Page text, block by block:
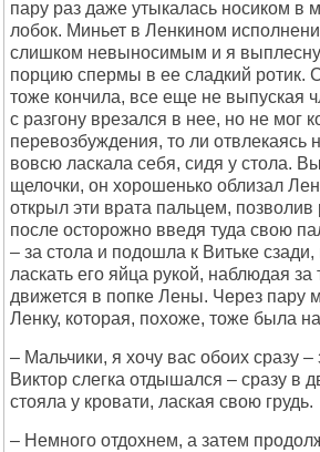
пару раз даже утыкалась носиком в
лобок. Миньет в Ленкином
слишком невыносимым и я
порцию спермы в ее сладкий ротик.
тоже кончила, все еще не выпуская
с разгону врезался в нее, но не мог
перевозбуждения, то ли отвлекаясь
вовсю ласкала себя, сидя у стола.
щелочки, он хорошенько облизал
открыл эти врата пальцем, позволив
после осторожно введя туда свою
– за стола и подошла к Витьке
ласкать его яйца рукой, наблюдая за
движется в попке Лены. Через пару
Ленку, которая, похоже, тоже была
– Мальчики, я хочу вас обоих сразу –
Виктор слегка отдышался – сразу в
стояла у кровати, лаская свою грудь.
– Hемного отдохнем, а затем